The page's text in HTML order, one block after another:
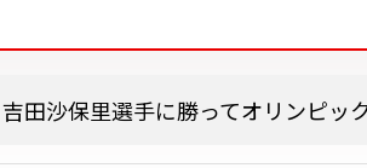
吉田沙保里選手に勝ってオリンピッ